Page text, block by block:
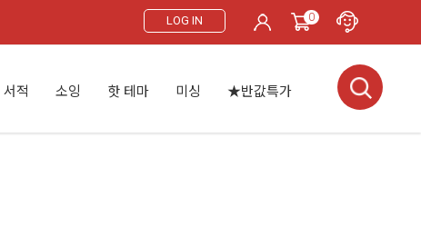
LOG IN 0
서적 소잉 핫 테마 미싱 ★반값특가